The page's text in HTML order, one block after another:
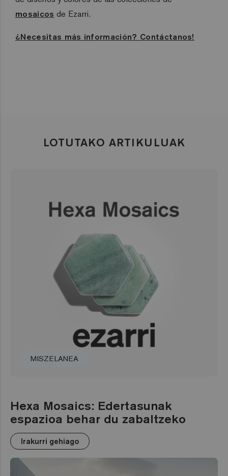
mosaicos de Ezarri.
¿Necesitas más información? Contáctanos!
LOTUTAKO ARTIKULUAK
MISZELANEA
Hexa Mosaics: Edertasunak
espazioa behar du zabaltzeko
Irakurri gehiago